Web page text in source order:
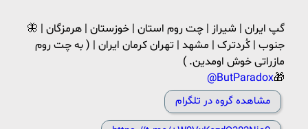
🦋 گپ ایران | شیراز | چت روم استان | خوزستان | هرمزگان |
جنوب | کُردترک | مشهد | تهران کرمان ایران | ( به چت روم
مازراتی خوش اومدین. )
@ButParadox🎁
مشاهده گروه در تلگرام